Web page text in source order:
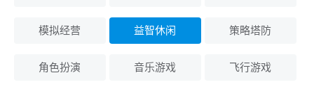
模拟经营 益智休闲 策略塔防
角色扮演 音乐游戏 飞行游戏